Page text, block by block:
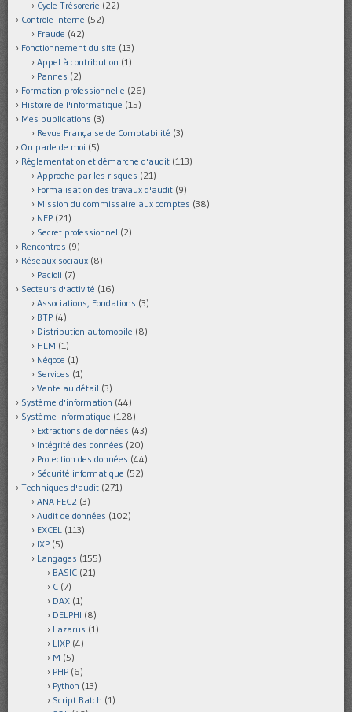
Cycle Trésorerie (22)
Contrôle interne (52)
Fraude (42)
Fonctionnement du site (13)
Appel à contribution (1)
Pannes (2)
Formation professionnelle (26)
Histoire de l'informatique (15)
Mes publications (3)
Revue Française de Comptabilité (3)
On parle de moi (5)
Réglementation et démarche d'audit (113)
Approche par les risques (21)
Formalisation des travaux d'audit (9)
Mission du commissaire aux comptes (38)
NEP (21)
Secret professionnel (2)
Rencontres (9)
Réseaux sociaux (8)
Pacioli (7)
Secteurs d'activité (16)
Associations, Fondations (3)
BTP (4)
Distribution automobile (8)
HLM (1)
Négoce (1)
Services (1)
Vente au détail (3)
Système d'information (44)
Système informatique (128)
Extractions de données (43)
Intégrité des données (20)
Protection des données (44)
Sécurité informatique (52)
Techniques d'audit (271)
ANA-FEC2 (3)
Audit de données (102)
EXCEL (113)
IXP (5)
Langages (155)
BASIC (21)
C (7)
DAX (1)
DELPHI (8)
Lazarus (1)
LIXP (4)
M (5)
PHP (6)
Python (13)
Script Batch (1)